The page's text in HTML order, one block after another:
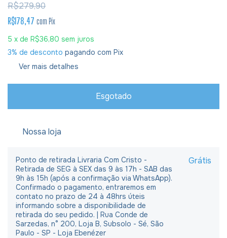
R$279,90
R$178,47 com Pix
5 x de R$36,80 sem juros
3% de desconto pagando com Pix
Ver mais detalhes
Nossa loja
Ponto de retirada Livraria Com Cristo -
Retirada de SEG à SEX das 9 às 17h - SAB das
9h às 15h (após a confirmação via WhatsApp).
Confirmado o pagamento, entraremos em
contato no prazo de 24 à 48hrs úteis
informando sobre a disponibilidade de
retirada do seu pedido. | Rua Conde de
Sarzedas, n° 200, Loja B, Subsolo - Sé, São
Paulo - SP - Loja Ebenézer
Grátis